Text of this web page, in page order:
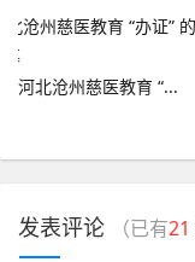
河北沧州慈医教育 “...
发表评论 （已有21